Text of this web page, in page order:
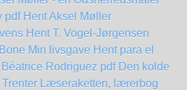
pdf Hent Aksel Møller
Hent T. Vogel-Jørgensen
Min livsgave Hent para el
Rodriguez pdf Den kolde
Læseraketten, lærerbog